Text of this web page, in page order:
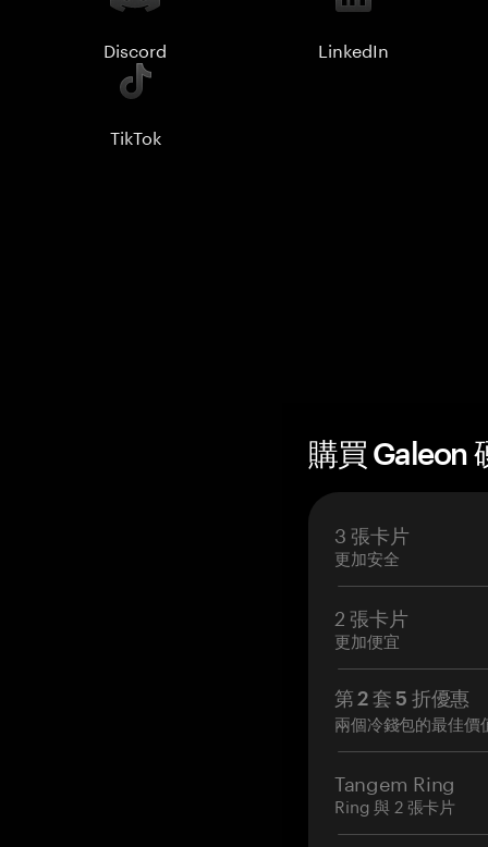
Discord LinkedIn
TikTok
購買 Galeon
3 張卡片
更加安全
2 張卡片
更加便宜
第 2 套 5 折優惠
兩個冷錢包的最佳價
Tangem Ring
Ring 與 2 張卡片